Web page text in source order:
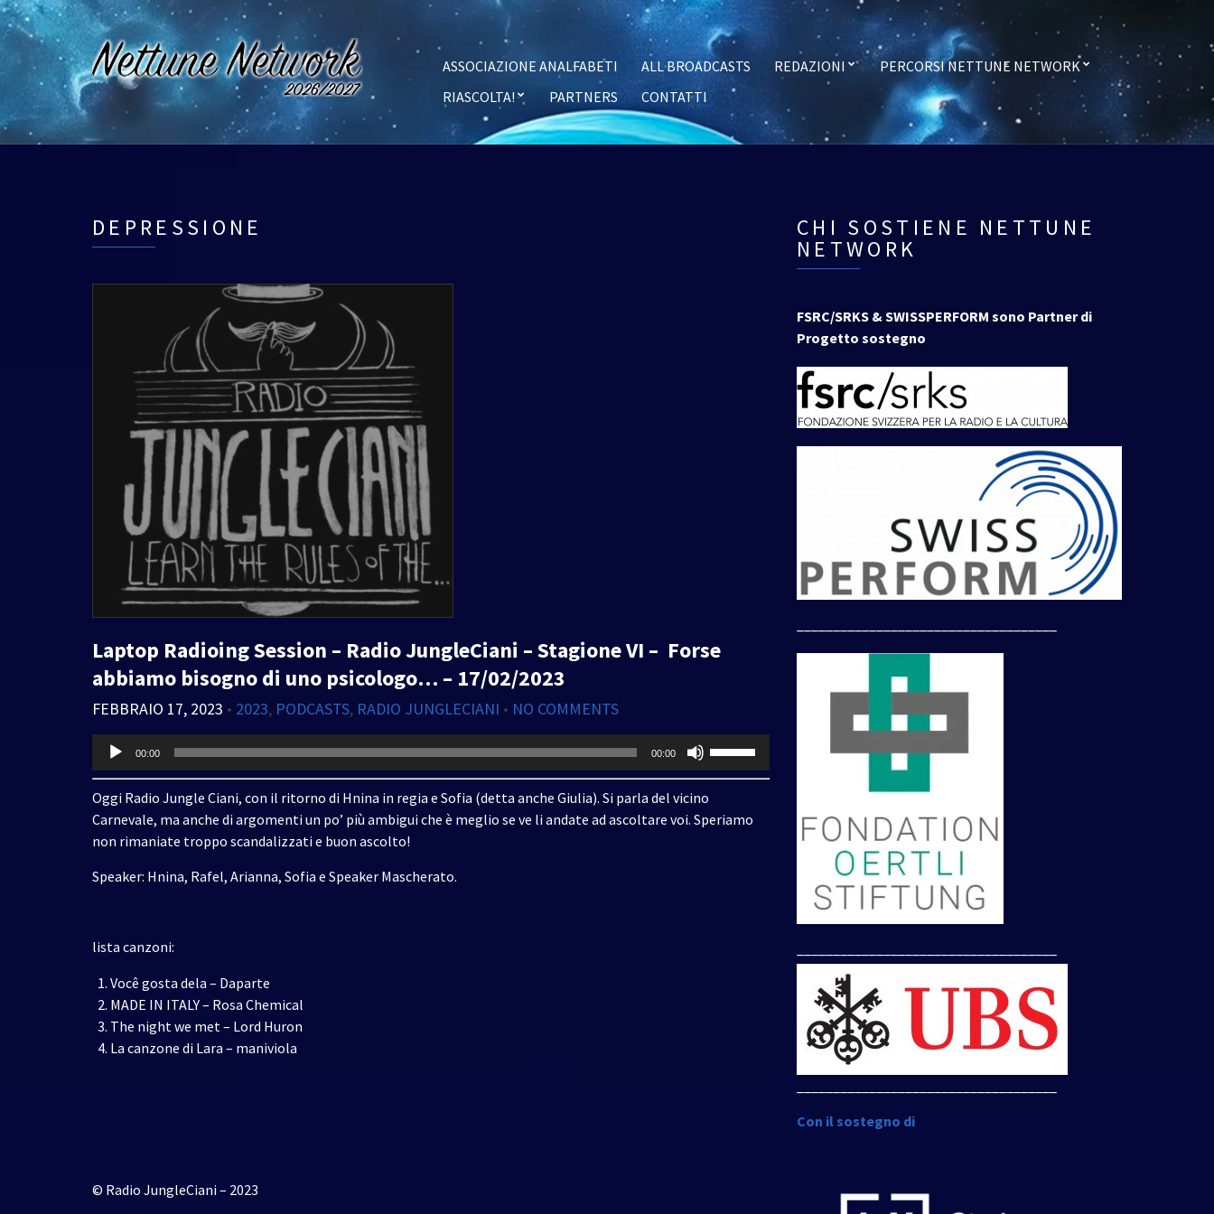
ASSOCIAZIONE ANALFABETI ALL BROADCASTS REDAZIONI
PERCORSI NETTUNE NETWORK
RIASCOLTA!
PARTNERS CONTATTI
DEPRESSIONE
Laptop Radioing Session – Radio JungleCiani – Stagione VI – Forse
abbiamo bisogno di uno psicologo… – 17/02/2023
FEBBRAIO 17, 2023 • 2023, PODCASTS, RADIO JUNGLECIANI • NO COMMENTS
Audio
Player
00:00 00:00
Oggi Radio Jungle Ciani, con il ritorno di Hnina in regia e Sofia (detta anche Giulia). Si parla del vicino
Carnevale, ma anche di argomenti un po’ più ambigui che è meglio se ve li andate ad ascoltare voi. Speriamo
non rimaniate troppo scandalizzati e buon ascolto!
Speaker: Hnina, Rafel, Arianna, Sofia e Speaker Mascherato.
lista canzoni:
Você gosta dela – Daparte
MADE IN ITALY – Rosa Chemical
The night we met – Lord Huron
La canzone di Lara – maniviola
© Radio JungleCiani – 2023
CHI SOSTIENE NETTUNE
NETWORK
FSRC/SRKS & SWISSPERFORM sono Partner di
Progetto sostegno
Con il sostegno di